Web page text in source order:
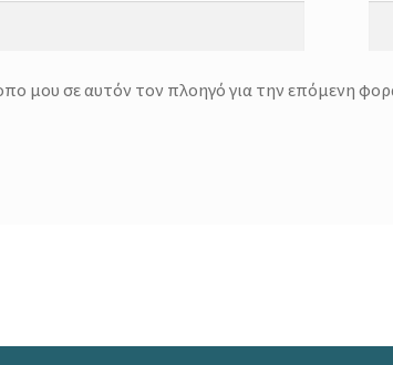
μου σε αυτόν τον πλοηγό για την επόμενη